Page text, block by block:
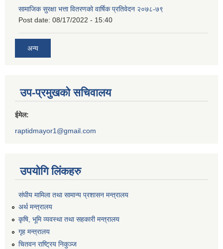
सामाजिक सुरक्षा भत्ता वितरणको वार्षिक प्रतिवेदन २०७८-७९
Post date: 08/17/2022 - 15:40
अन्य
उप-प्रमुखको सचिवालय
ईमेल:
raptidmayor1@gmail.com
उपयोगि लिंकहरु
संघीय मामिला तथा सामान्य प्रशासन मन्त्रालय
अर्थ मन्त्रालय
कृषि, भूमि व्यवस्था तथा सहकारी मन्त्रालय
गृह मन्त्रालय
चितवन राष्ट्रिय निकुञ्ज